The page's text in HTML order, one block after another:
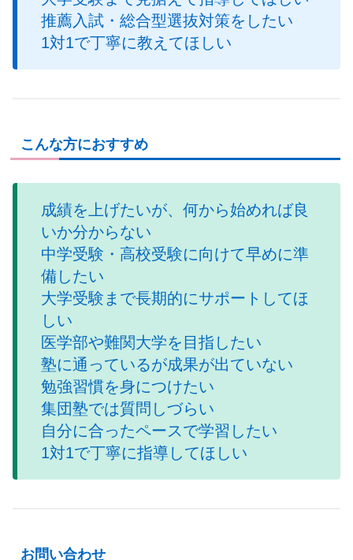
推薦入試・総合型選抜対策をしたい
1対1で丁寧に教えてほしい
こんな方におすすめ
成績を上げたいが、何から始めれば良
いか分からない
中学受験・高校受験に向けて早めに準
備したい
大学受験まで長期的にサポートしてほ
しい
医学部や難関大学を目指したい
塾に通っているが成果が出ていない
勉強習慣を身につけたい
集団塾では質問しづらい
自分に合ったペースで学習したい
1対1で丁寧に指導してほしい
お問い合わせ